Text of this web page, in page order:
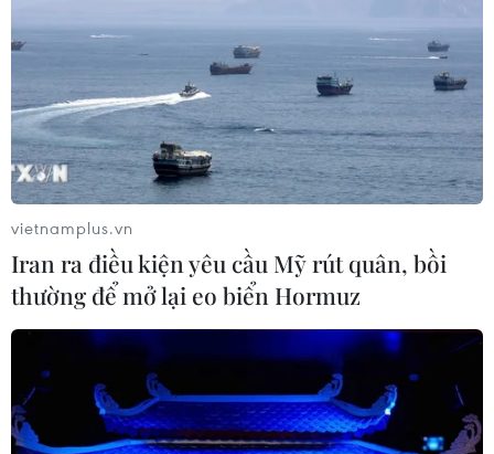
vietnamplus.vn
Iran ra điều kiện yêu cầu Mỹ rút quân, bồi
thường để mở lại eo biển Hormuz